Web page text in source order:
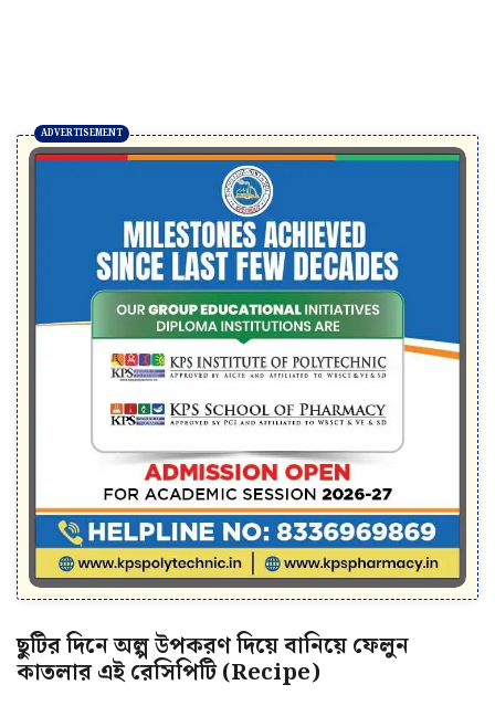
ছুটির দিনে অল্প উপকরণ দিয়ে বানিয়ে ফেলুন
কাতলার এই রেসিপিটি (Recipe)